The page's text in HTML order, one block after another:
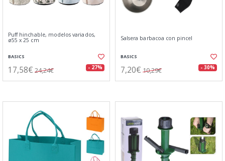
Puff hinchable, modelos variados,
ø55 x 25 cm
BASICS
17,58€ 24,24€ - 27%
Salsera barbacoa con pincel
BASICS
7,20€ 10,29€ - 30%